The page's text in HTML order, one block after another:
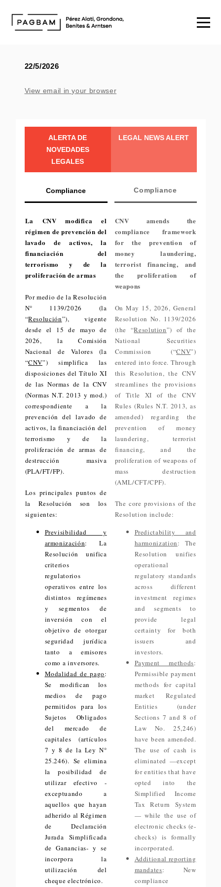
22/5/2026
View email in your browser
ALERTA DE
NOVEDADES
LEGALES
LEGAL NEWS ALERT
Compliance Compliance
La CNV modifica el
régimen de prevención del
lavado de activos, la
financiación del
terrorismo y de la
proliferación de armas
Por medio de la Resolución
N° 1139/2026 (la
“Resolución”), vigente
desde el 15 de mayo de
2026, la Comisión
Nacional de Valores (la
“CNV”) simplifica las
disposiciones del Título XI
de las Normas de la CNV
(Normas N.T. 2013 y mod.)
correspondiente a la
prevención del lavado de
activos, la financiación del
terrorismo y de la
proliferación de armas de
destrucción masiva
(PLA/FT/FP).
Los principales puntos de
la Resolución son los
siguientes:
Previsibilidad y
armonización: La
Resolución unifica
criterios
regulatorios
operativos entre los
distintos regímenes
y segmentos de
inversión con el
objetivo de otorgar
seguridad jurídica
tanto a emisores
como a inversores.
Modalidad de pago:
Se modifican los
medios de pago
permitidos para los
Sujetos Obligados
del mercado de
capitales (artículos
7 y 8 de la Ley N°
25.246). Se elimina
la posibilidad de
utilizar efectivo -
exceptuando a
aquellos que hayan
adherido al Régimen
de Declaración
Jurada Simplificada
de Ganancias- y se
incorpora la
utilización del
cheque electrónico.
CNV amends the
compliance framework
for the prevention of
money laundering,
terrorist financing, and
the proliferation of
weapons
On May 15, 2026, General
Resolution No. 1139/2026
(the “Resolution”) of the
National Securities
Commission (“CNV”)
entered into force. Through
this Resolution, the CNV
streamlines the provisions
of Title XI of the CNV
Rules (Rules N.T. 2013, as
amended) regarding the
prevention of money
laundering, terrorist
financing, and the
proliferation of weapons of
mass destruction
(AML/CFT/CPF).
The core provisions of the
Resolution include:
Predictability and
harmonization: The
Resolution unifies
operational
regulatory standards
across different
investment regimes
and segments to
provide legal
certainty for both
issuers and
investors.
Payment methods:
Permissible payment
methods for capital
market Regulated
Entities (under
Sections 7 and 8 of
Law No. 25,246)
have been amended.
The use of cash is
eliminated —except
for entities that have
opted into the
Simplified Income
Tax Return System
— while the use of
electronic checks (e-
checks) is formally
incorporated.
Additional reporting
mandates: New
compliance